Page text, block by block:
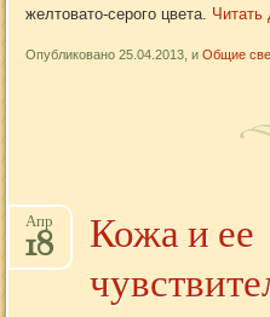
желтовато-серого цвета. Читать
Опубликовано 25.04.2013, иОбщие
Кожа и ее
Апр
18